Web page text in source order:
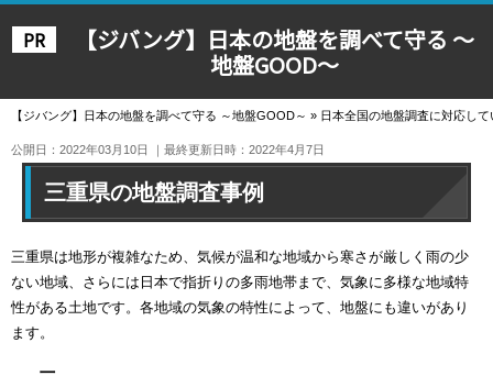
【ジバング】日本の地盤を調べて守る ～
地盤GOOD～
【ジバング】日本の地盤を調べて守る ～地盤GOOD～ » 日本全国の地盤調査に対応して
公開日：2022年03月10日 ｜最終更新日時：2022年4月7日
三重県の地盤調査事例
三重県は地形が複雑なため、気候が温和な地域から寒さが厳しく雨の少
ない地域、さらには日本で指折りの多雨地帯まで、気象に多様な地域特
性がある土地です。各地域の気象の特性によって、地盤にも違いがあり
ます。